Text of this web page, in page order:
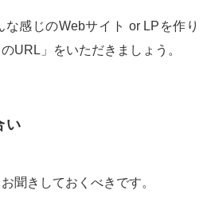
な感じのWebサイト or LPを作り
URL」をいただきましょう。
い
聞きしておくべきです。